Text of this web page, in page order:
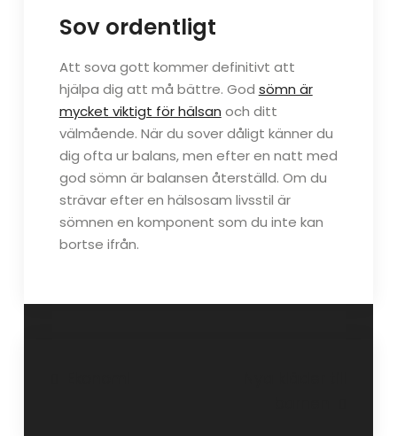
Sov ordentligt
Att sova gott kommer definitivt att
hjälpa dig att må bättre. God sömn är
mycket viktigt för hälsan och ditt
välmående. När du sover dåligt känner du
dig ofta ur balans, men efter en natt med
god sömn är balansen återställd. Om du
strävar efter en hälsosam livsstil är
sömnen en komponent som du inte kan
bortse ifrån.